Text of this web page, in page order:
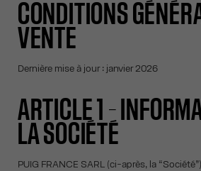
CONDITIONS
VENTE
Dernière mise à jour : janvier 2026
ARTICLE 1 –
LA SOCIÉTÉ
PUIG FRANCE SARL (ci-après, la